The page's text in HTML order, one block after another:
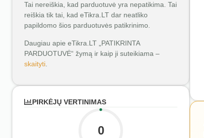
Tai nereiškia, kad parduotuvė yra nepatikima. Tai
reiškia tik tai, kad eTikra.LT dar neatliko
papildomo šios parduotuvės patikrinimo.
Daugiau apie eTikra.LT „PATIKRINTA
PARDUOTUVĖ“ žymą ir kaip ji suteikiama –
skaityti
PIRKĖJŲ VERTINIMAS
0